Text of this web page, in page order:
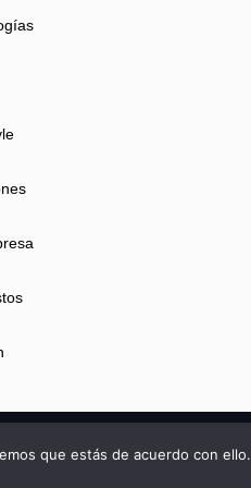
que estás de acuerdo con ello.